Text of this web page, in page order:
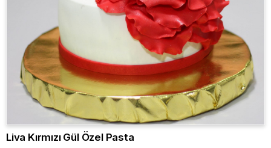
Liva Kırmızı Gül Özel Pasta